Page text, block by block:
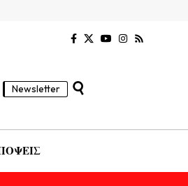
Newsletter